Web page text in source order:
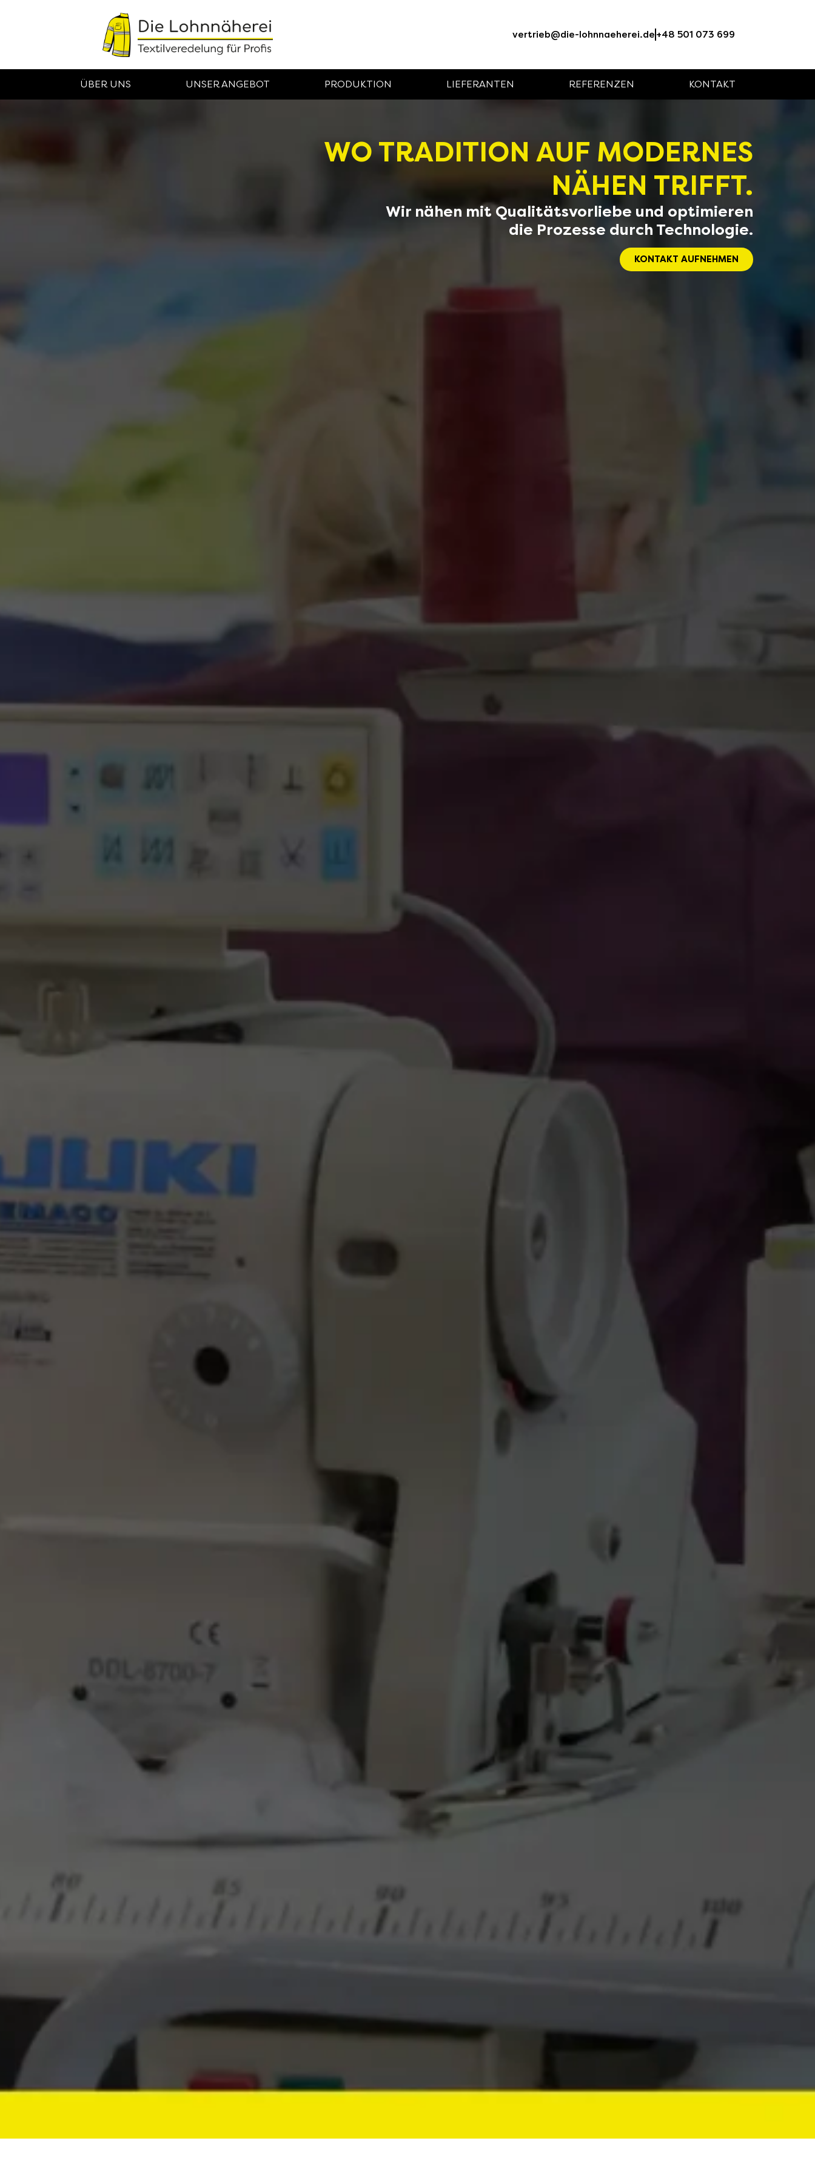
vertrieb@die-lohnnaeherei.de +48 501 073 699
ÜBER UNS UNSER ANGEBOT PRODUKTION LIEFERANTEN REFERENZEN KONTAKT
WO TRADITION AUF MODERNES
NÄHEN TRIFFT.
Wir nähen mit Qualitätsvorliebe und optimieren
die Prozesse durch Technologie.
KONTAKT AUFNEHMEN